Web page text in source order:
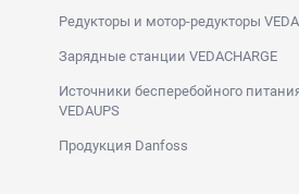
Редукторы и мотор-редукторы
Зарядные станции VEDACHARGE
Источники бесперебойного
VEDAUPS
Продукция Danfoss